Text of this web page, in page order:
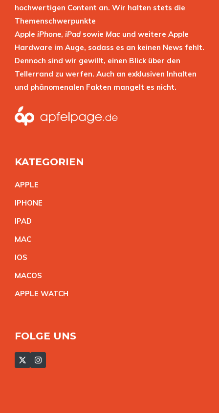
hochwertigen Content an. Wir halten stets die
Themenschwerpunkte
Apple iPhone, iPad sowie Mac und weitere Apple
Hardware im Auge, sodass es an keinen News fehlt.
Dennoch sind wir gewillt, einen Blick über den
Tellerrand zu werfen. Auch an exklusiven Inhalten
und phänomenalen Fakten mangelt es nicht.
KATEGORIEN
APPLE
IPHONE
IPAD
MAC
IOS
MACOS
APPLE WATCH
FOLGE UNS